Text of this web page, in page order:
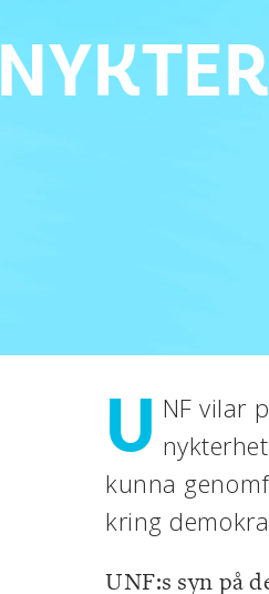
U NF vilar
kunna
kring
UNF:s syn på